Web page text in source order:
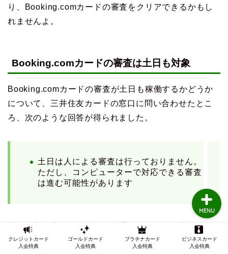
り、Booking.comカードの審査をクリアできるかもし
れませんよ。
Booking.comカードの審査は土日も対象
Booking.comカードの審査が土日も稼働するかどうか
について、三井住友カードの窓口に問い合わせたとこ
ろ、次のような回答が得られました。
土日は人による審査は行っておりません。
ただし、コンピューターで対応できる審査
は進む可能性があります
察しの良い方ならお気づきの通り、人による審査と
は、電話による本人確認などが挙げられますね。
クレジットカード
入会特典
ゴールドカード
入会特典
プラチナカード
入会特典
ビジネスカード
入会特典
MENU
TOP
クレジットカードの審査
クレジットカード審査知